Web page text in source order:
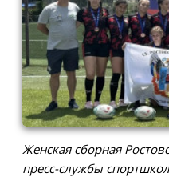
Женская сборная
пресс-службы